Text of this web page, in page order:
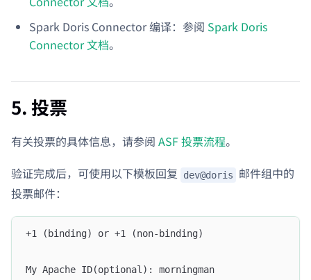
Spark Doris Connector 编译：参阅 Spark Doris
Connector 文档。
5. 投票
有关投票的具体信息，请参阅 ASF 投票流程。
验证完成后，可使用以下模板回复
dev@doris
邮件组中的
投票邮件：
+1 (binding) or +1 (non-binding)
My Apache ID(optional): morningman